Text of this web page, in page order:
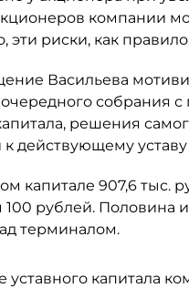
компании
эти риски, как
Васильева
собрания
решения
действующему
капитале 907,6
рублей. Половина
терминалом.
уставного капитала